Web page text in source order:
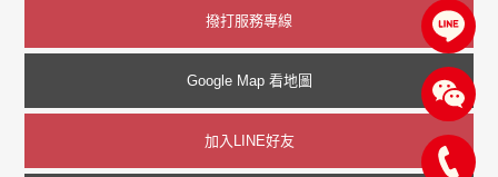
撥打服務專線
Google Map 看地圖
加入LINE好友